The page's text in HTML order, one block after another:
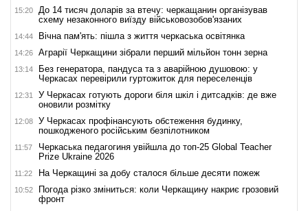
15:20
До 14 тисяч доларів за втечу: черкащанин організував
схему незаконного виїзду військовозобов'язаних
14:44 Вічна пам'ять: пішла з життя черкаська освітянка
14:26 Аграрії Черкащини зібрали перший мільйон тонн зерна
13:14
Без генератора, пандуса та з аварійною душовою: у
Черкасах перевірили гуртожиток для переселенців
12:31
У Черкасах готують дороги біля шкіл і дитсадків: де вже
оновили розмітку
12:08
У Черкасах профінансують обстеження будинку,
пошкодженого російським безпілотником
11:57
Черкаська педагогиня увійшла до топ-25 Global Teacher
Prize Ukraine 2026
11:22 На Черкащині за добу сталося більше десяти пожеж
10:52
Погода різко зміниться: коли Черкащину накриє грозовий
фронт